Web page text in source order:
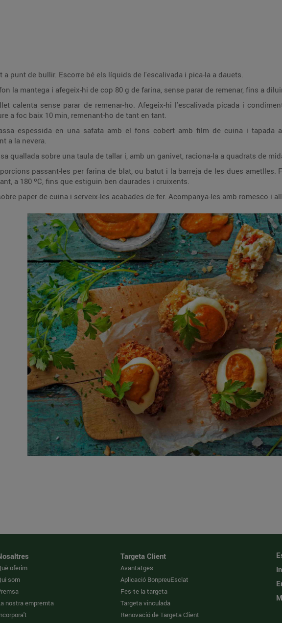
a punt de bullir. Escorre bé els líquids de l'escalivada i pica-la a dauets.
la mantega i afegeix-hi de cop 80 g de farina, sense parar de remenar, fins a
calenta sense parar de remenar-ho. Afegeix-hi l'escalivada picada i
a foc baix 10 min, remenant-ho de tant en tant.
espessida en una safata amb el fons cobert amb film de cuina i tapada
a la nevera.
quallada sobre una taula de tallar i, amb un ganivet, raciona-la a quadrats de
passant-les per farina de blat, ou batut i la barreja de les dues
a 180 ºC, fins que estiguin ben daurades i cruixents.
paper de cuina i serveix-les acabades de fer. Acompanya-les amb romesco i
oferim
som
nostra empremta
Targeta Client
Avantatges
Aplicació BonpreuEsclat
Fes-te la targeta
Targeta vinculada
Renovació de Targeta Client